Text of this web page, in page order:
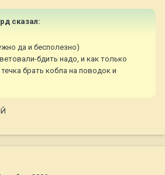
сказал:
да и бесполезно)
бдить надо, и как только
брать кобла на поводок и